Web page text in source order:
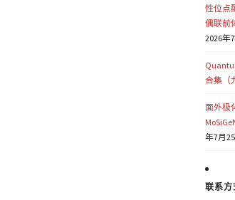
性位点
偶联前
2026年
合集（
面外极
年7月
联系方